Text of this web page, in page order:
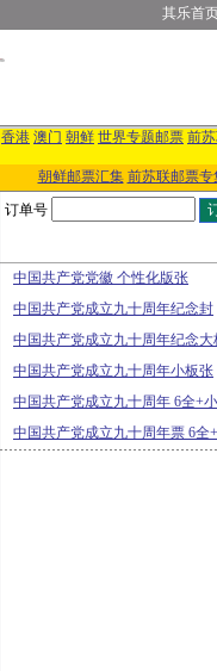
其乐首
香港 澳门 朝鲜 世界专题邮票 前
朝鲜邮票汇集 前苏联邮票专
订单号
中国共产党党徽 个性化版张
中国共产党成立九十周年纪念封
中国共产党成立九十周年纪念大
中国共产党成立九十周年小板张
中国共产党成立九十周年 6全+
中国共产党成立九十周年票 6全